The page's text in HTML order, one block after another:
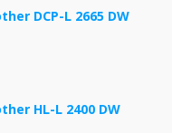
DCP-L 2665 DW
HL-L 2400 DW